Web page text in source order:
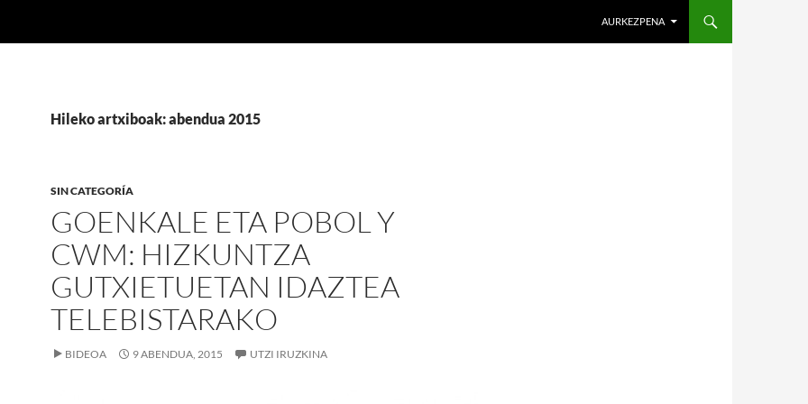
AURKEZPENA
Hileko artxiboak: abendua 2015
SIN CATEGORÍA
GOENKALE ETA POBOL Y
CWM: HIZKUNTZA
GUTXIETUETAN IDAZTEA
TELEBISTARAKO
BIDEOA 9 ABENDUA, 2015 UTZI IRUZKINA